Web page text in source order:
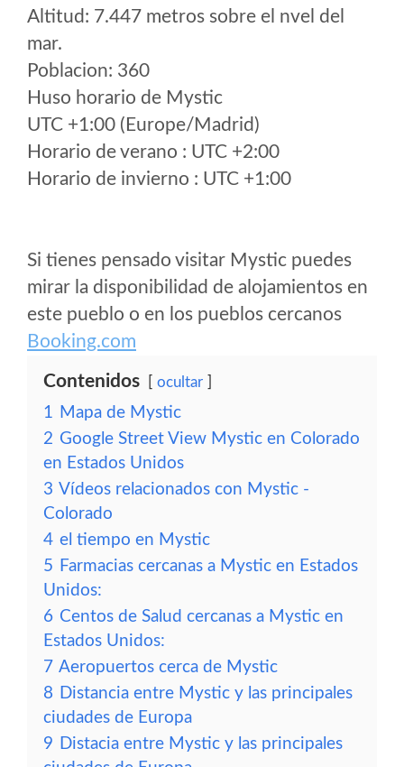
Altitud: 7.447 metros sobre el nvel del
mar.
Poblacion: 360
Huso horario de Mystic
UTC +1:00 (Europe/Madrid)
Horario de verano : UTC +2:00
Horario de invierno : UTC +1:00
Si tienes pensado visitar Mystic puedes
mirar la disponibilidad de alojamientos en
este pueblo o en los pueblos cercanos
Booking.com
Contenidos ocultar
1 Mapa de Mystic
2 Google Street View Mystic en Colorado
en Estados Unidos
3 Vídeos relacionados con Mystic -
Colorado
4 el tiempo en Mystic
5 Farmacias cercanas a Mystic en Estados
Unidos:
6 Centos de Salud cercanas a Mystic en
Estados Unidos:
7 Aeropuertos cerca de Mystic
8 Distancia entre Mystic y las principales
ciudades de Europa
9 Distacia entre Mystic y las principales